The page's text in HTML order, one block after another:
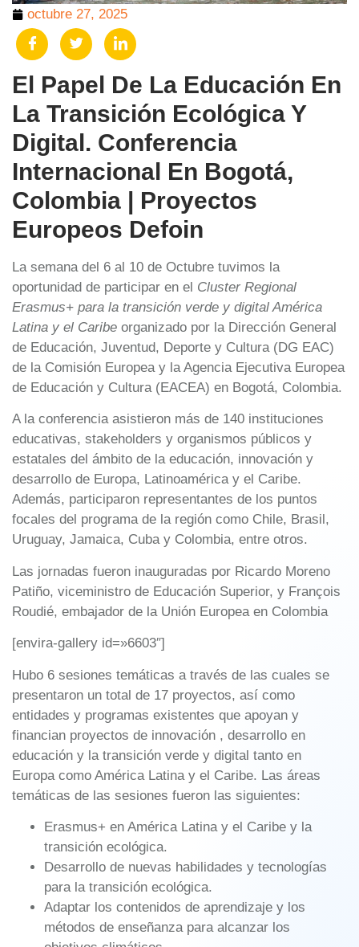
octubre 27, 2025
El Papel De La Educación En
La Transición Ecológica Y
Digital. Conferencia
Internacional En Bogotá,
Colombia | Proyectos
Europeos Defoin
La semana del 6 al 10 de Octubre tuvimos la
oportunidad de participar en el Cluster Regional
Erasmus+ para la transición verde y digital América
Latina y el Caribe organizado por la Dirección General
de Educación, Juventud, Deporte y Cultura (DG EAC)
de la Comisión Europea y la Agencia Ejecutiva Europea
de Educación y Cultura (EACEA) en Bogotá, Colombia.
A la conferencia asistieron más de 140 instituciones
educativas, stakeholders y organismos públicos y
estatales del ámbito de la educación, innovación y
desarrollo de Europa, Latinoamérica y el Caribe.
Además, participaron representantes de los puntos
focales del programa de la región como Chile, Brasil,
Uruguay, Jamaica, Cuba y Colombia, entre otros.
Las jornadas fueron inauguradas por Ricardo Moreno
Patiño, viceministro de Educación Superior, y François
Roudié, embajador de la Unión Europea en Colombia
[envira-gallery id=»6603″]
Hubo 6 sesiones temáticas a través de las cuales se
presentaron un total de 17 proyectos, así como
entidades y programas existentes que apoyan y
financian proyectos de innovación , desarrollo en
educación y la transición verde y digital tanto en
Europa como América Latina y el Caribe. Las áreas
temáticas de las sesiones fueron las siguientes:
Erasmus+ en América Latina y el Caribe y la
transición ecológica.
Desarrollo de nuevas habilidades y tecnologías
para la transición ecológica.
Adaptar los contenidos de aprendizaje y los
métodos de enseñanza para alcanzar los